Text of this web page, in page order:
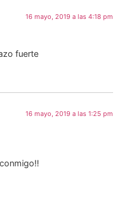
16 mayo, 2019 a las 4:18 pm
fuerte
16 mayo, 2019 a las 1:25 pm